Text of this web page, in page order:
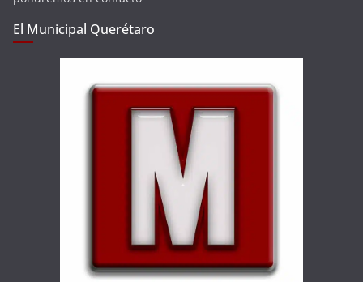
El Municipal Querétaro